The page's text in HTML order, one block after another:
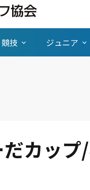
競技 ジュニア
だカッ